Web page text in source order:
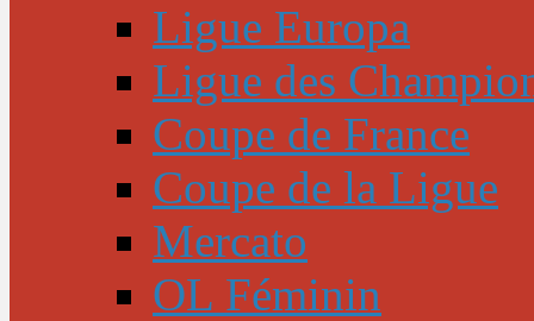
Ligue Europa
Ligue des
Coupe de France
Coupe de la Ligue
Mercato
OL Féminin